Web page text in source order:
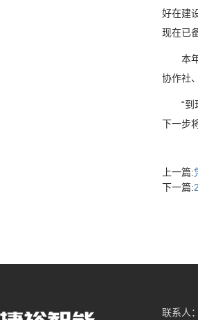
好在建
现在已
本年
协作社
“到现
下一步
上一篇:
下一篇:
联系人：